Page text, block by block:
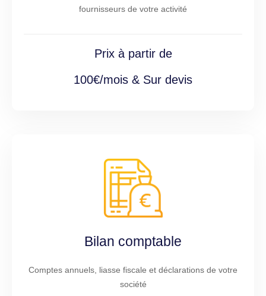
fournisseurs de votre activité
Prix à partir de
100€/mois & Sur devis
Bilan comptable
Comptes annuels, liasse fiscale et déclarations de votre
société